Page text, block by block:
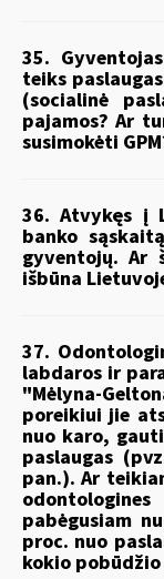
35.
teiks
(socialinė
pajamos? Ar
susimokėti
36. Atvykęs į
banko
gyventojų. Ar
išbūna
37.
labdaros ir
"Mėlyna-
poreikiui jie
nuo karo,
paslaugas
pan.). Ar
pabėgusiam
proc. nuo
kokio